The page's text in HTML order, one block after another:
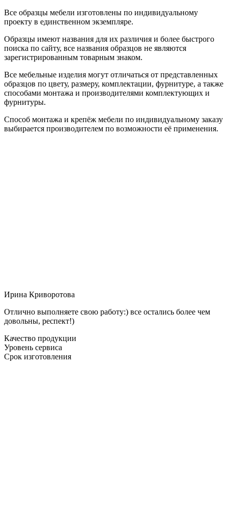
Все образцы мебели изготовлены по индивидуальному
проекту в единственном экземпляре.
Образцы имеют названия для их различия и более быстрого
поиска по сайту, все названия образцов не являются
зарегистрированным товарным знаком.
Все мебельные изделия могут отличаться от представленных
образцов по цвету, размеру, комплектации, фурнитуре, а также
способами монтажа и производителями комплектующих и
фурнитуры.
Способ монтажа и крепёж мебели по индивидуальному заказу
выбирается производителем по возможности её применения.
Ирина Криворотова
Отлично выполняете свою работу:) все остались более чем
довольны, респект!)
Качество продукции
Уровень сервиса
Срок изготовления